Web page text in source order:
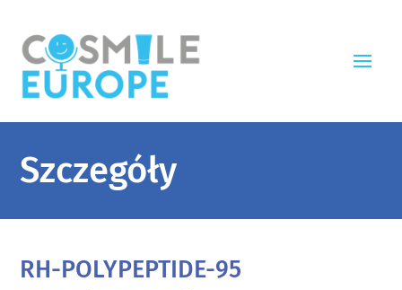
Szczegóły
RH-POLYPEPTIDE-95